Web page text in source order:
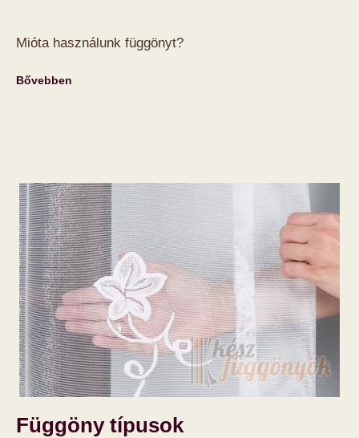
Mióta használunk függönyt?
Bővebben
Függöny típusok